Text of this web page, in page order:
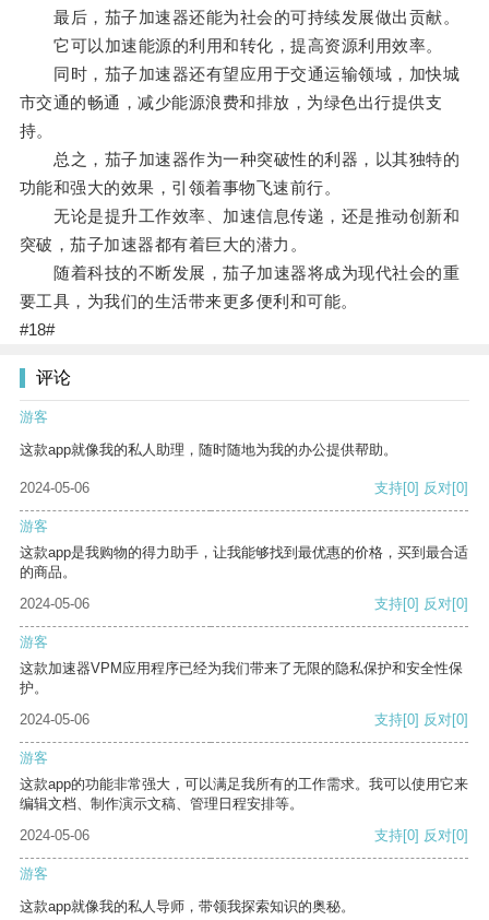
最后，茄子加速器还能为社会的可持续发展做出贡献。
它可以加速能源的利用和转化，提高资源利用效率。
同时，茄子加速器还有望应用于交通运输领域，加快城
市交通的畅通，减少能源浪费和排放，为绿色出行提供支
持。
总之，茄子加速器作为一种突破性的利器，以其独特的
功能和强大的效果，引领着事物飞速前行。
无论是提升工作效率、加速信息传递，还是推动创新和
突破，茄子加速器都有着巨大的潜力。
随着科技的不断发展，茄子加速器将成为现代社会的重
要工具，为我们的生活带来更多便利和可能。
#18#
评论
游客
这款app就像我的私人助理，随时随地为我的办公提供帮助。
2024-05-06 支持[0] 反对[0]
游客
这款app是我购物的得力助手，让我能够找到最优惠的价格，买到最合适
的商品。
2024-05-06
支持[0] 反对[0]
游客
这款加速器VPM应用程序已经为我们带来了无限的隐私保护和安全性保
护。
2024-05-06
支持[0] 反对[0]
游客
这款app的功能非常强大，可以满足我所有的工作需求。我可以使用它来
编辑文档、制作演示文稿、管理日程安排等。
2024-05-06
支持[0] 反对[0]
游客
这款app就像我的私人导师，带领我探索知识的奥秘。